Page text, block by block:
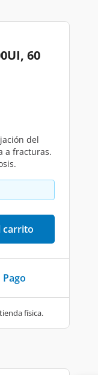
60
del
a fracturas.
carrito
Pago
física.